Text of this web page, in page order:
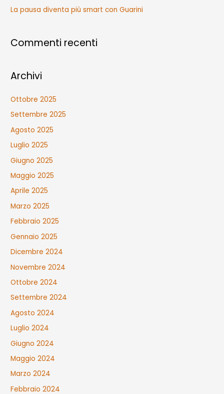
La pausa diventa più smart con Guarini
Commenti recenti
Archivi
Ottobre 2025
Settembre 2025
Agosto 2025
Luglio 2025
Giugno 2025
Maggio 2025
Aprile 2025
Marzo 2025
Febbraio 2025
Gennaio 2025
Dicembre 2024
Novembre 2024
Ottobre 2024
Settembre 2024
Agosto 2024
Luglio 2024
Giugno 2024
Maggio 2024
Marzo 2024
Febbraio 2024